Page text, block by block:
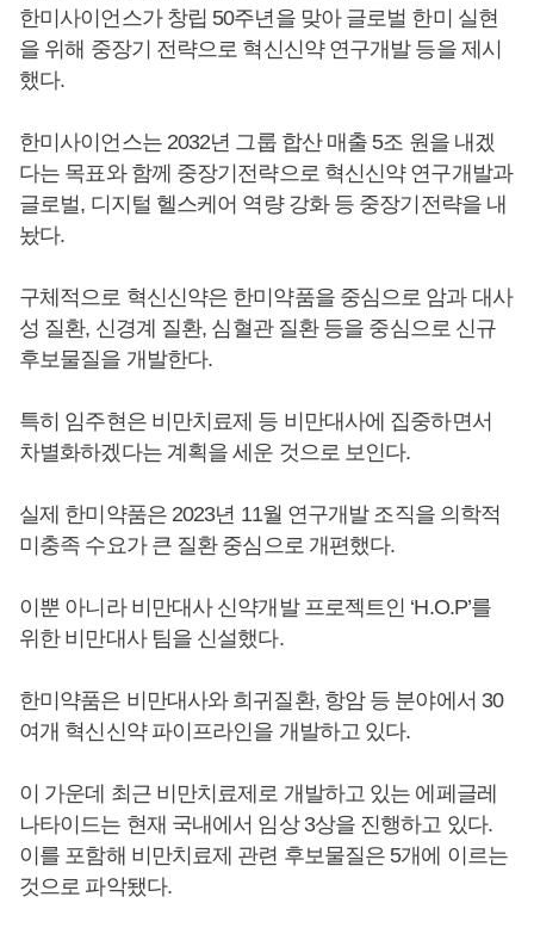
한미사이언스가 창립 50주년을 맞아 글로벌 한미 실현
을 위해 중장기 전략으로 혁신신약 연구개발 등을 제시
했다.
한미사이언스는 2032년 그룹 합산 매출 5조 원을 내겠
다는 목표와 함께 중장기전략으로 혁신신약 연구개발과
글로벌, 디지털 헬스케어 역량 강화 등 중장기전략을 내
놨다.
구체적으로 혁신신약은 한미약품을 중심으로 암과 대사
성 질환, 신경계 질환, 심혈관 질환 등을 중심으로 신규
후보물질을 개발한다.
특히 임주현은 비만치료제 등 비만대사에 집중하면서
차별화하겠다는 계획을 세운 것으로 보인다.
실제 한미약품은 2023년 11월 연구개발 조직을 의학적
미충족 수요가 큰 질환 중심으로 개편했다.
이뿐 아니라 비만대사 신약개발 프로젝트인 ‘H.O.P’를
위한 비만대사 팀을 신설했다.
한미약품은 비만대사와 희귀질환, 항암 등 분야에서 30
여개 혁신신약 파이프라인을 개발하고 있다.
이 가운데 최근 비만치료제로 개발하고 있는 에페글레
나타이드는 현재 국내에서 임상 3상을 진행하고 있다.
이를 포함해 비만치료제 관련 후보물질은 5개에 이르는
것으로 파악됐다.